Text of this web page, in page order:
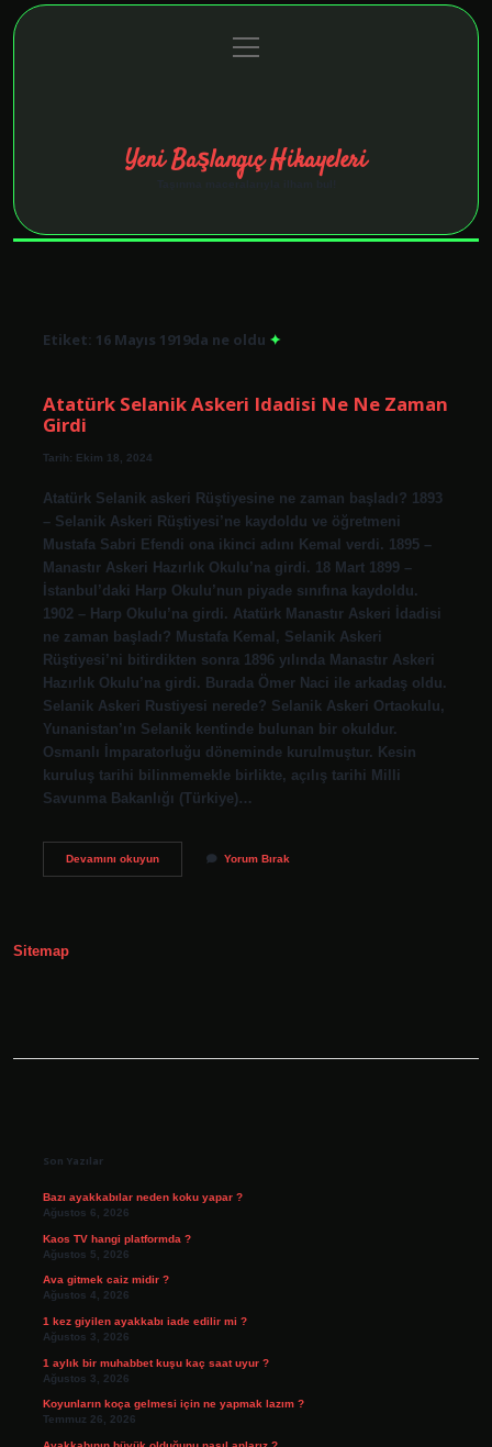
Gizlilik Politikası
menüyü
aç
Yeni Başlangıç Hikayeleri
Etiket: 16 Mayıs 1919da ne oldu
Atatürk Selanik Askeri Idadisi Ne Ne Zaman
Girdi
Tarih: Ekim 18, 2024
Atatürk Selanik askeri Rüştiyesine ne zaman başladı? 1893
– Selanik Askeri Rüştiyesi’ne kaydoldu ve öğretmeni
Mustafa Sabri Efendi ona ikinci adını Kemal verdi. 1895 –
Manastır Askeri Hazırlık Okulu’na girdi. 18 Mart 1899 –
İstanbul’daki Harp Okulu’nun piyade sınıfına kaydoldu.
1902 – Harp Okulu’na girdi. Atatürk Manastır Askeri İdadisi
ne zaman başladı? Mustafa Kemal, Selanik Askeri
Rüştiyesi’ni bitirdikten sonra 1896 yılında Manastır Askeri
Hazırlık Okulu’na girdi. Burada Ömer Naci ile arkadaş oldu.
Selanik Askeri Rustiyesi nerede? Selanik Askeri Ortaokulu,
Yunanistan’ın Selanik kentinde bulunan bir okuldur.
Osmanlı İmparatorluğu döneminde kurulmuştur. Kesin
kuruluş tarihi bilinmemekle birlikte, açılış tarihi Milli
Savunma Bakanlığı (Türkiye)…
Devamını okuyunAtatürk
Yorum Bırak
Sitemap
Son Yazılar
Bazı ayakkabılar neden koku yapar ?
Ağustos 6, 2026
Kaos TV hangi platformda ?
Ağustos 5, 2026
Ava gitmek caiz midir ?
Ağustos 4, 2026
1 kez giyilen ayakkabı iade edilir mi ?
Ağustos 3, 2026
1 aylık bir muhabbet kuşu kaç saat uyur ?
Ağustos 3, 2026
Koyunların koça gelmesi için ne yapmak lazım ?
Temmuz 26, 2026